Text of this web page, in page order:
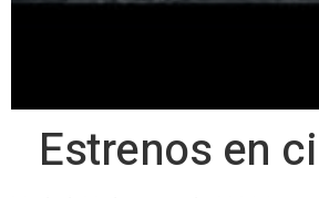
Estrenos en